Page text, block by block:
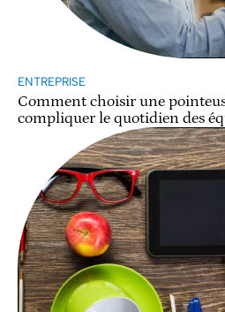
ENTREPRISE
Comment choisir une
compliquer le quotidien des